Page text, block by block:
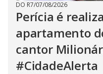
DO R7/07/08/2026
Perícia é
apartamento
cantor
#CidadeAlerta